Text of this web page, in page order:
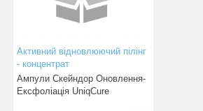
Активний відновлюючий пілінг
- концентрат
Ампули Скейндор Оновлення-
Ексфоліація UniqCure